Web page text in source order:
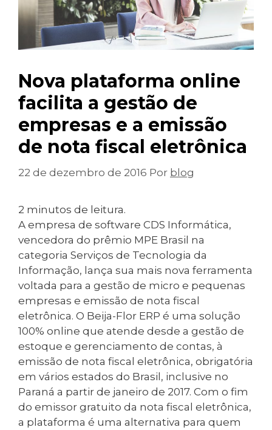
Nova plataforma online
facilita a gestão de
empresas e a emissão
de nota fiscal eletrônica
22 de dezembro de 2016 Por blog
2 minutos de leitura.
A empresa de software CDS Informática,
vencedora do prêmio MPE Brasil na
categoria Serviços de Tecnologia da
Informação, lança sua mais nova ferramenta
voltada para a gestão de micro e pequenas
empresas e emissão de nota fiscal
eletrônica. O Beija-Flor ERP é uma solução
100% online que atende desde a gestão de
estoque e gerenciamento de contas, à
emissão de nota fiscal eletrônica, obrigatória
em vários estados do Brasil, inclusive no
Paraná a partir de janeiro de 2017. Com o fim
do emissor gratuito da nota fiscal eletrônica,
a plataforma é uma alternativa para quem